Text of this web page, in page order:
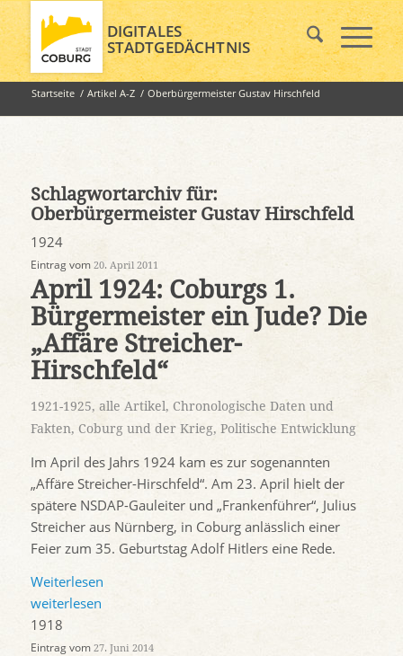
DIGITALES
STADTGEDÄCHTNIS
Startseite / Artikel A-Z / Oberbürgermeister Gustav Hirschfeld
Schlagwortarchiv für:
Oberbürgermeister Gustav Hirschfeld
1924
Eintrag vom 20. April 2011
April 1924: Coburgs 1.
Bürgermeister ein Jude? Die
„Affäre Streicher-
Hirschfeld“
1921-1925, alle Artikel, Chronologische Daten und
Fakten, Coburg und der Krieg, Politische Entwicklung
Im April des Jahrs 1924 kam es zur sogenannten
„Affäre Streicher-Hirschfeld“. Am 23. April hielt der
spätere NSDAP-Gauleiter und „Frankenführer“, Julius
Streicher aus Nürnberg, in Coburg anlässlich einer
Feier zum 35. Geburtstag Adolf Hitlers eine Rede.
Weiterlesen
weiterlesen
1918
Eintrag vom 27. Juni 2014